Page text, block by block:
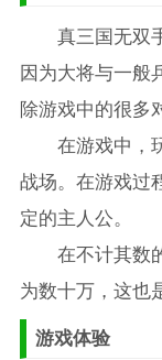
真三国无双手
因为大将与一般
除游戏中的很多
在游戏中，玩
战场。在游戏过
定的主人公。
在不计其数的
为数十万，这也
游戏体验